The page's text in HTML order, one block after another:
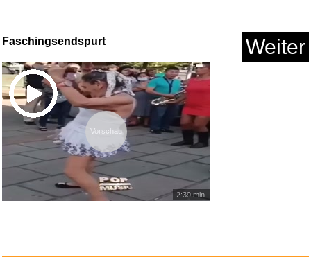
Faschingsendspurt Weiter
Vorschau
2:39 min.